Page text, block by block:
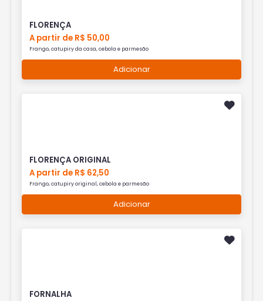
FLORENÇA
A partir de R$ 50,00
Frango, catupiry da casa, cebola e parmesão
Adicionar
FLORENÇA ORIGINAL
A partir de R$ 62,50
Frango, catupiry original, cebola e parmesão
Adicionar
FORNALHA